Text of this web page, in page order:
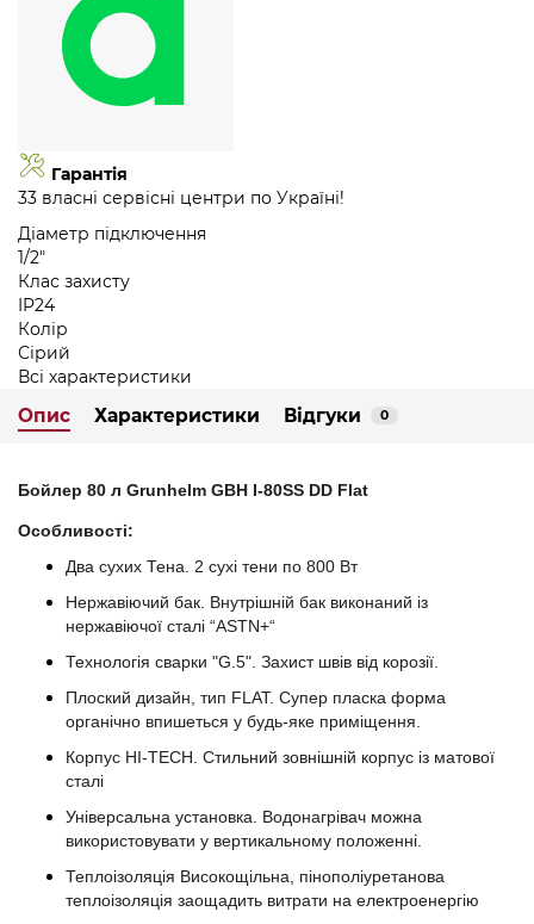
Гарантія
33 власні сервісні центри по Україні!
Діаметр підключення
1/2"
Клас захисту
IP24
Колір
Сірий
Всі характеристики
Опис Характеристики Відгуки 0
Бойлер 80 л Grunhelm GBH I-80SS DD Flat
Особливості:
Два сухих Тена. 2 сухі тени по 800 Вт
Нержавіючий бак. Внутрішній бак виконаний із
нержавіючої сталі “ASTN+“
Технологія сварки "G.5". Захист швів від корозії.
Плоский дизайн, тип FLAT. Супер пласка форма
органічно впишеться у будь-яке приміщення.
Корпус HI-TECH. Стильний зовнішній корпус із матової
сталі
Універсальна установка. Водонагрівач можна
використовувати у вертикальному положенні.
Теплоізоляція Високощільна, пінополіуретанова
теплоізоляція заощадить витрати на електроенергію